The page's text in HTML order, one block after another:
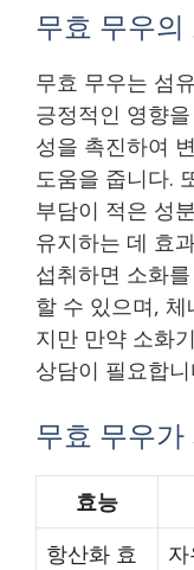
무효 무우
무효 무우는 섬
긍정적인 영향
성을 촉진하여
도움을 줍니다.
부담이 적은 성
유지하는 데 효
섭취하면 소화
할 수 있으며,
지만 만약 소화
상담이 필요합니
무효 무우
효능
항산화 효